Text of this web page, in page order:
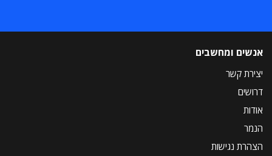
אנשים ומחשבים
יצירת קשר
דרושים
אודות
הנמר
הצהרת נגישות